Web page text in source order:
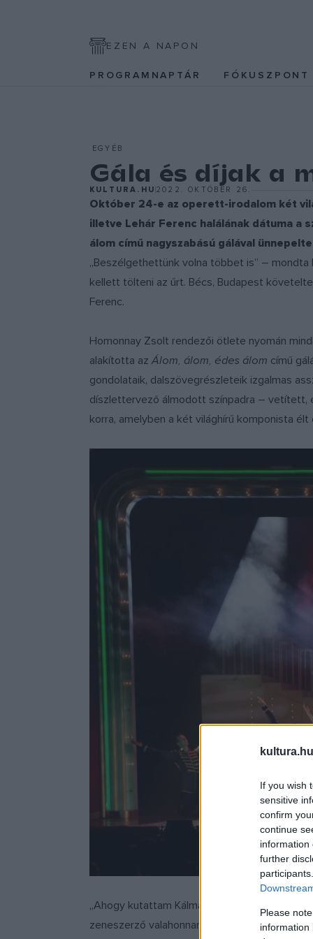
If you wish
sensitive
confirm
continue
information
further
Please
information
EZEN A NAPON
PROGRAMNAPTÁR FÓKUSZPONT
EGYÉB
Gála és díjak a
KULTURA.HU 2022. OKTÓBER 26.
Október 24-e az operett-irodalom két
illetve Lehár Ferenc halálának dátuma a
álom című nagyszabású gálával
„Beszélgethettünk volna többet is” – mondta
kellett tölteni az űrt. Bécs, Budapest
Ferenc.
Homonnay Zsolt rendezői ötlete nyomán
alakította azÁlom, álom, édes álom című
gondolataik, dalszövegrészleteik izgalmas
díszlettervező álmodott színpadra – vetített,
korra, amelyben a két világhírű komponista
„Ahogy kutattam Kálmán Imre és Lehár
zeneszerző valahonnan a mennyből vagy a